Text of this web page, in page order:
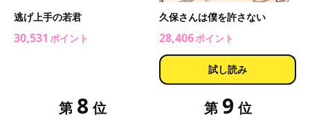
逃げ上手の若君
30,531 ポイント
久保さんは僕を許さない
28,406ポイント
試し読み
第 8 位 第 9 位